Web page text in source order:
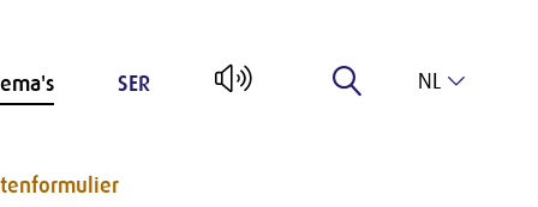
SER NL